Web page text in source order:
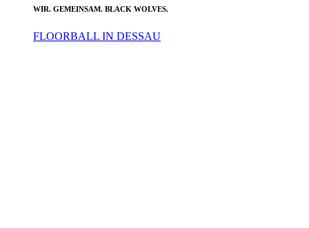
WIR. GEMEINSAM. BLACK WOLVES.
FLOORBALL IN DESSAU